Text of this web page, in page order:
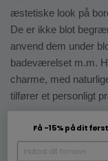
æstetiske look på
De er ikke blot
anvend dem under
badeværelset m.m.
charme, med
tilfører et personligt
Bæredygtig
Få -15% på dit